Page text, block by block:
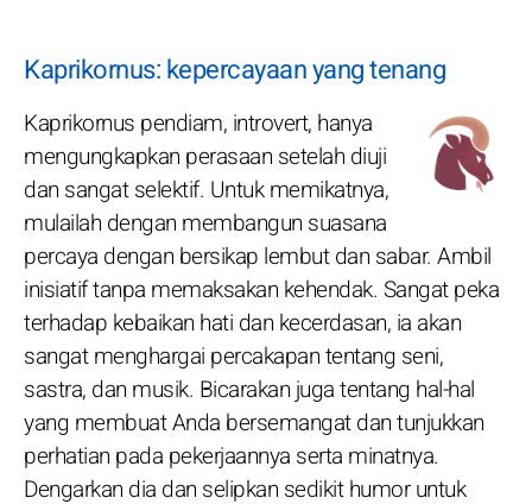
Kaprikornus: kepercayaan yang tenang
Kaprikornus pendiam, introvert, hanya
mengungkapkan perasaan setelah diuji
dan sangat selektif. Untuk memikatnya,
mulailah dengan membangun suasana
percaya dengan bersikap lembut dan sabar. Ambil
inisiatif tanpa memaksakan kehendak. Sangat peka
terhadap kebaikan hati dan kecerdasan, ia akan
sangat menghargai percakapan tentang seni,
sastra, dan musik. Bicarakan juga tentang hal-hal
yang membuat Anda bersemangat dan tunjukkan
perhatian pada pekerjaannya serta minatnya.
Dengarkan dia dan selipkan sedikit humor untuk